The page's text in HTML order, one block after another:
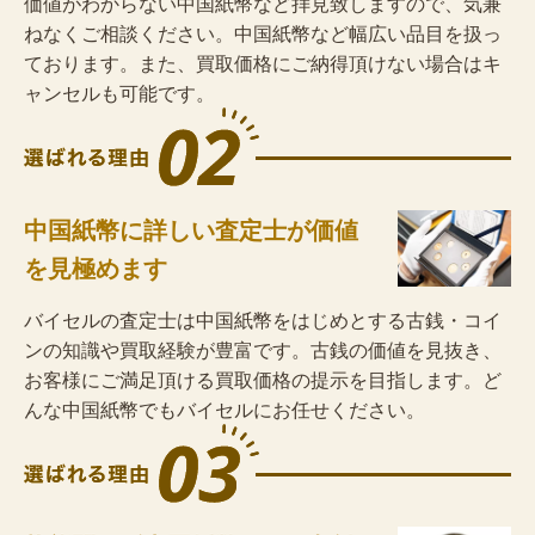
ねなくご相談ください。中国紙幣など幅広い品目を扱っ
ております。また、買取価格にご納得頂けない場合はキ
ャンセルも可能です。
中国紙幣に詳しい査定士が価値
を見極めます
バイセルの査定士は中国紙幣をはじめとする古銭・コイ
ンの知識や買取経験が豊富です。古銭の価値を見抜き、
お客様にご満足頂ける買取価格の提示を目指します。ど
んな中国紙幣でもバイセルにお任せください。